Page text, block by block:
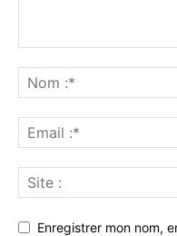
Enregistrer mon nom,